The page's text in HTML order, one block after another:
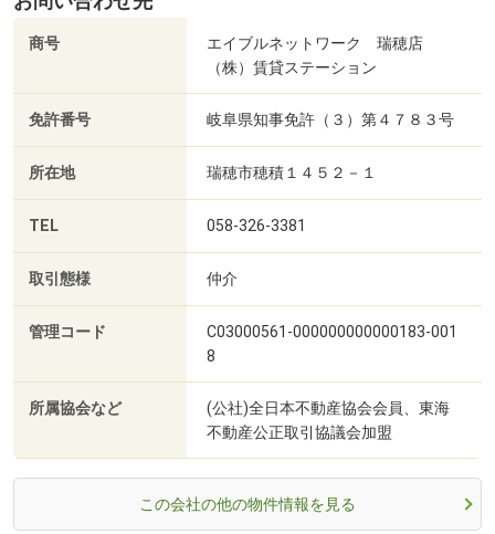
商号
エイブルネットワーク 瑞穂店
（株）賃貸ステーション
免許番号 岐阜県知事免許（３）第４７８３号
所在地 瑞穂市穂積１４５２－１
TEL 058-326-3381
取引態様 仲介
管理コード
C03000561-000000000000183-001
8
所属協会など
(公社)全日本不動産協会会員、東海
不動産公正取引協議会加盟
この会社の他の物件情報を見る